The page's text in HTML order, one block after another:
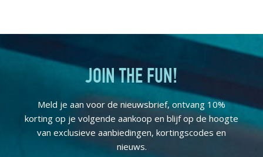
JOIN THE FUN!
Meld je aan voor de nieuwsbrief, ontvang 10%
korting op je volgende aankoop en blijf op de hoogte
van exclusieve aanbiedingen, kortingscodes en
nieuws.